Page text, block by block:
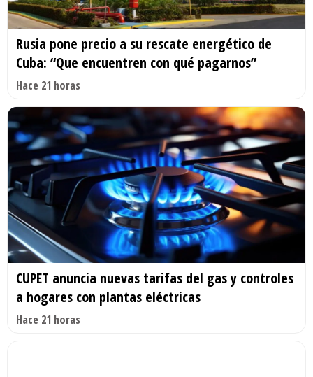
Rusia pone precio a su rescate energético de
Cuba: “Que encuentren con qué pagarnos”
Hace 21 horas
CUPET anuncia nuevas tarifas del gas y controles
a hogares con plantas eléctricas
Hace 21 horas